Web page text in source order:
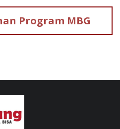
Program MBG